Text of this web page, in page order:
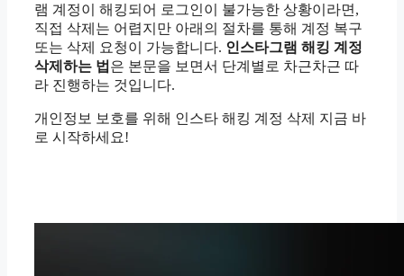
램 계정이 해킹되어 로그인이 불가능한 상황이라면,
직접 삭제는 어렵지만 아래의 절차를 통해 계정 복구
또는 삭제 요청이 가능합니다. 인스타그램 해킹 계정
삭제하는 법 은 본문을 보면서 단계별로 차근차근 따
라 진행하는 것입니다.
개인정보 보호를 위해 인스타 해킹 계정 삭제 지금 바
로 시작하세요!